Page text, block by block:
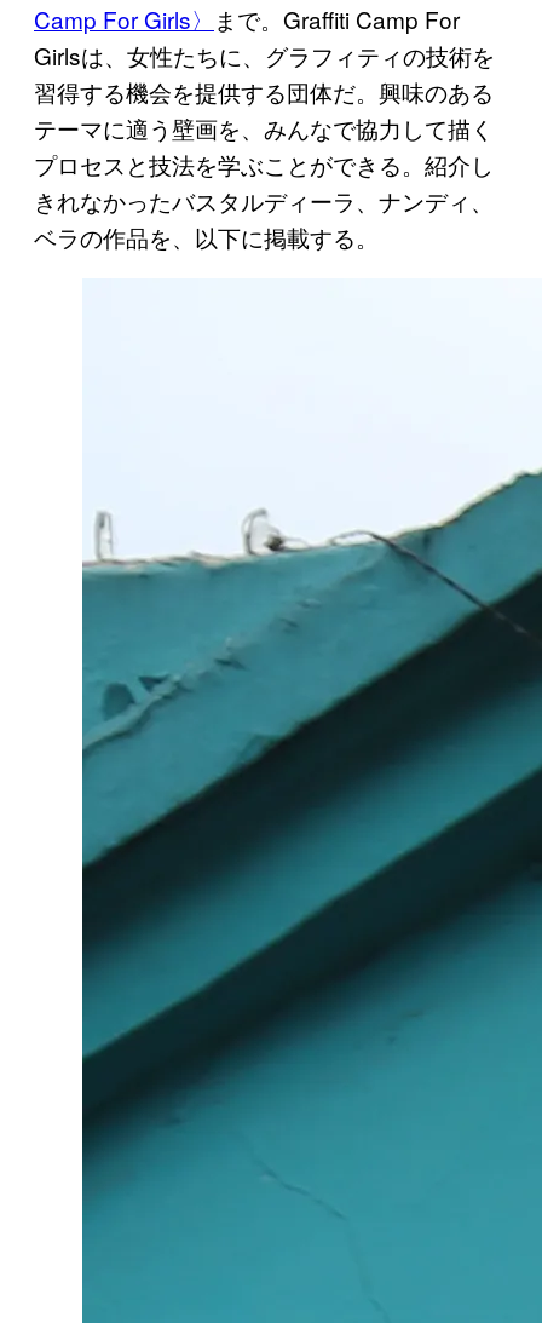
Camp For Girls〉 まで。Graffiti Camp For
Girlsは、女性たちに、グラフィティの技術を
習得する機会を提供する団体だ。興味のある
テーマに適う壁画を、みんなで協力して描く
プロセスと技法を学ぶことができる。紹介し
きれなかったバスタルディーラ、ナンディ、
ベラの作品を、以下に掲載する。